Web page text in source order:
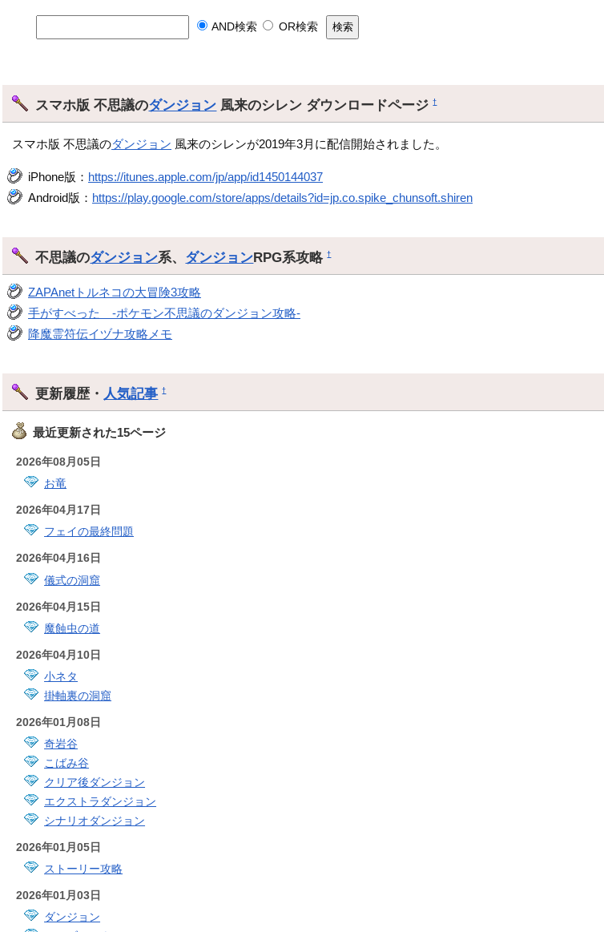
AND検索 OR検索
スマホ版 不思議のダンジョン 風来のシレン ダウンロードページ†
スマホ版 不思議のダンジョン 風来のシレンが2019年3月に配信開始されました。
iPhone版： https://itunes.apple.com/jp/app/id1450144037
Android版： https://play.google.com/store/apps/details?id=jp.co.spike_chunsoft.shiren
不思議のダンジョン系、 ダンジョンRPG系攻略†
ZAPAnetトルネコの大冒険3攻略
手がすべった -ポケモン不思議のダンジョン攻略-
降魔霊符伝イヅナ攻略メモ
更新履歴・ 人気記事 †
最近更新された15ページ
2026年08月05日
お竜
2026年04月17日
フェイの最終問題
2026年04月16日
儀式の洞窟
2026年04月15日
魔蝕虫の道
2026年04月10日
小ネタ
掛軸裏の洞窟
2026年01月08日
奇岩谷
こばみ谷
クリア後ダンジョン
エクストラダンジョン
シナリオダンジョン
2026年01月05日
ストーリー攻略
2026年01月03日
ダンジョン